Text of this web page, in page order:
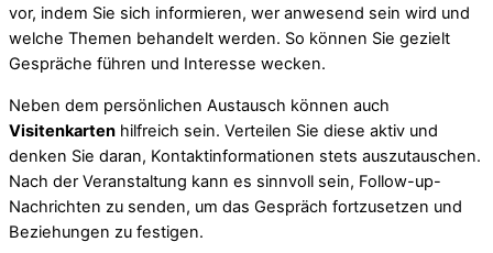
vor, indem Sie sich informieren, wer anwesend sein wird und
welche Themen behandelt werden. So können Sie gezielt
Gespräche führen und Interesse wecken.
Neben dem persönlichen Austausch können auch
Visitenkarten hilfreich sein. Verteilen Sie diese aktiv und
denken Sie daran, Kontaktinformationen stets auszutauschen.
Nach der Veranstaltung kann es sinnvoll sein, Follow-up-
Nachrichten zu senden, um das Gespräch fortzusetzen und
Beziehungen zu festigen.